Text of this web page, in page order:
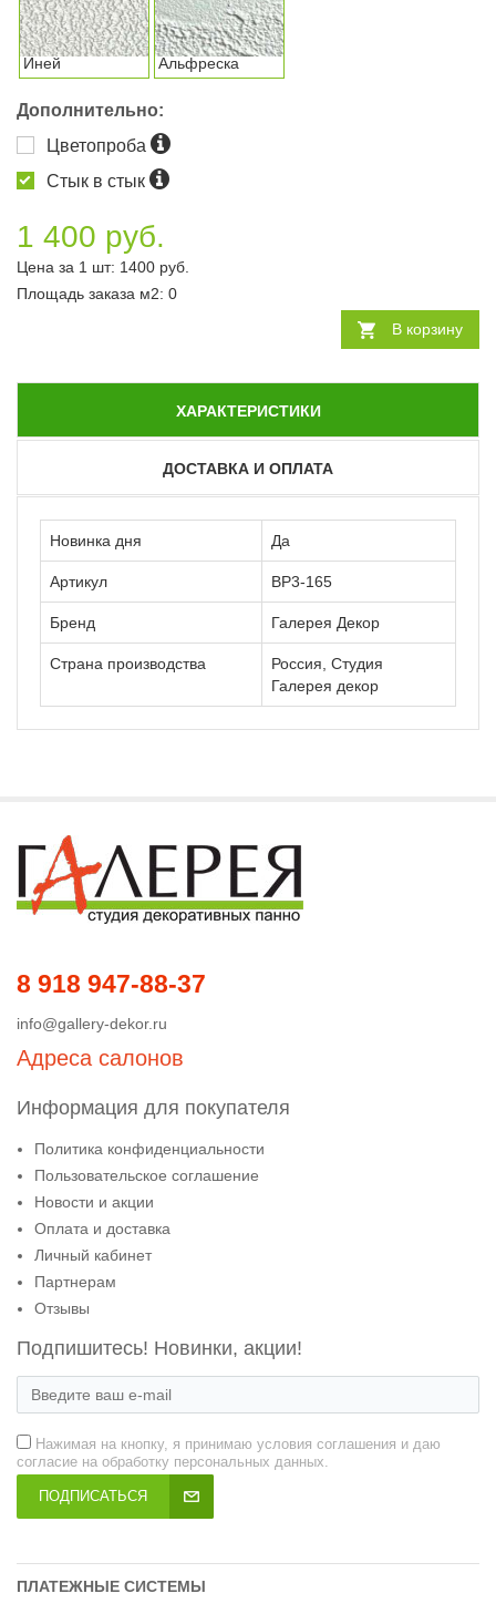
Иней Альфреска
Дополнительно:
Цветопроба
Стык в стык
1 400 руб.
Цена за 1 шт: 1400 руб.
Площадь заказа м2: 0
В корзину
ХАРАКТЕРИСТИКИ
ДОСТАВКА И ОПЛАТА
Новинка дня Да
Артикул ВР3-165
Бренд Галерея Декор
Страна производства
Россия, Студия
Галерея декор
8 918 947-88-37
info@gallery-dekor.ru
Адреса салонов
Информация для покупателя
Политика конфиденциальности
Пользовательское соглашение
Новости и акции
Оплата и доставка
Личный кабинет
Партнерам
Отзывы
Подпишитесь! Новинки, акции!
Нажимая на кнопку, я принимаю условия соглашения и даю
согласие на обработку персональных данных.
ПОДПИСАТЬСЯ
ПЛАТЕЖНЫЕ СИСТЕМЫ